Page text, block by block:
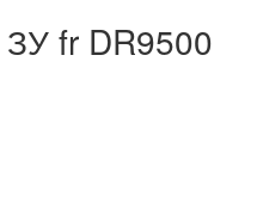
fr DR9500